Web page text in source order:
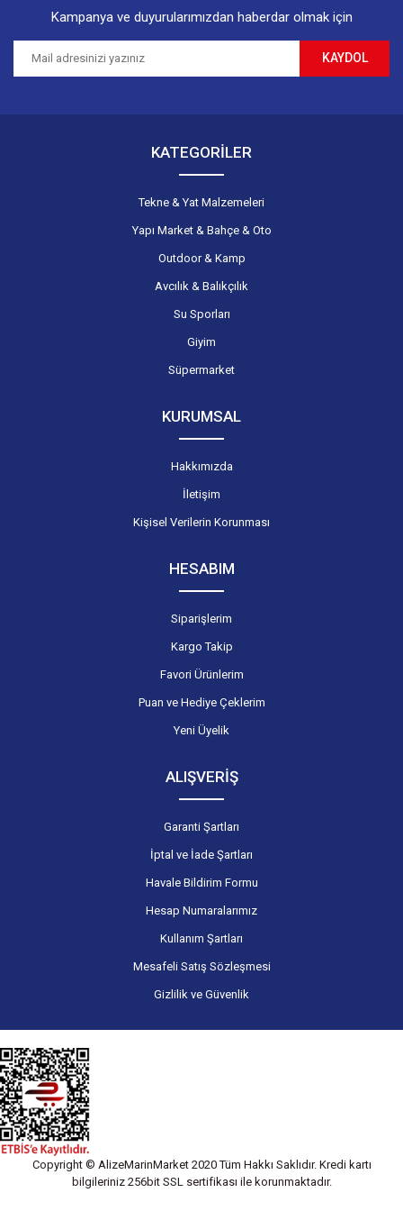
Gönder
Kampanya ve duyurularımızdan haberdar olmak için
KAYDOL
KATEGORİLER
Tekne & Yat Malzemeleri
Yapı Market & Bahçe & Oto
Outdoor & Kamp
Avcılık & Balıkçılık
Su Sporları
Giyim
Süpermarket
KURUMSAL
Hakkımızda
İletişim
Kişisel Verilerin Korunması
HESABIM
Siparişlerim
Kargo Takip
Favori Ürünlerim
Puan ve Hediye Çeklerim
Yeni Üyelik
ALIŞVERİŞ
Garanti Şartları
İptal ve İade Şartları
Havale Bildirim Formu
Hesap Numaralarımız
Kullanım Şartları
Mesafeli Satış Sözleşmesi
Gizlilik ve Güvenlik
Copyright © AlizeMarinMarket 2020 Tüm Hakkı Saklıdır. Kredi kartı
bilgileriniz 256bit SSL sertifikası ile korunmaktadır.